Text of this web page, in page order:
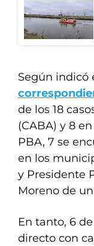
Según indicó
de los 18
(CABA) y 8
PBA, 7 se
en los
y Presidente
Moreno de
En tanto, 6
directo con